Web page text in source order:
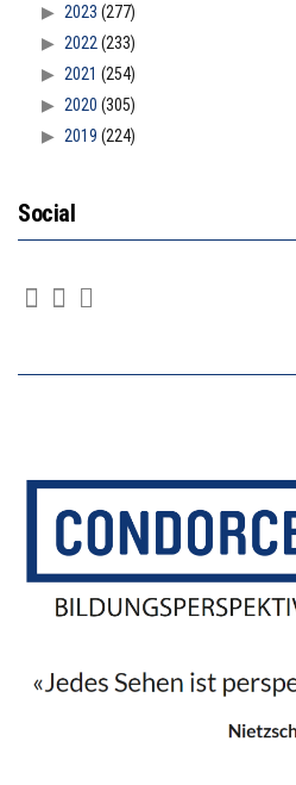
2023 (277)
2022 (233)
2021 (254)
2020 (305)
2019 (224)
Social